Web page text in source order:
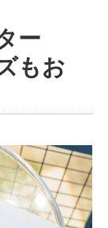
ー
もお